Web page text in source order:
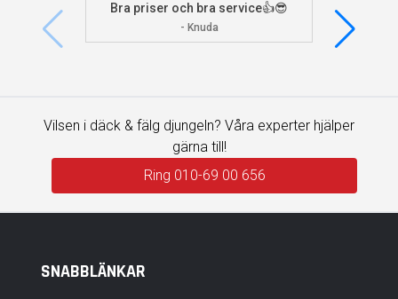
Bra priser och bra service👍😎
- Knuda
Vilsen i däck & fälg djungeln? Våra experter hjälper
gärna till!
Ring 010-69 00 656
SNABBLÄNKAR